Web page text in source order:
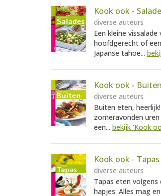
Kook ook - Salade
diverse auteurs
Een kleine
hoofdgerecht of
Japanse tahoe...
Kook ook - Buiten
diverse auteurs
Buiten eten,
zomeravonden
een... bekijk 'Kook
Kook ook - Tapas
diverse auteurs
Tapas eten
hapjes. Alles mag